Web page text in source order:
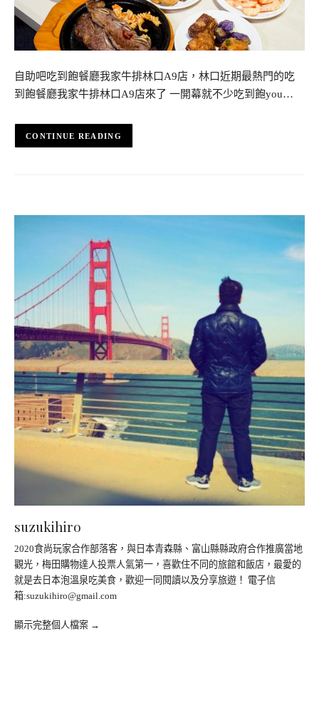
自助吧吃到飽餐廳我家牛排林口A9店，林口近期最熱門的吃
到飽餐廳我家牛排林口A9店來了 一開幕就不少吃到飽you…
CONTINUE READING
suzukihiro
2020食尚玩家合作部落客，與日本青森縣、富山縣縣政府合作推廣當地
觀光，梅田購物達人投票人氣第一，喜歡住不同的旅館和飯店，最愛的
就是去日本泡溫泉吃美食，歡迎一同閱讀以及分享旅遊！ 電子信
箱:suzukihiro@gmail.com
顯示完整個人檔案 →